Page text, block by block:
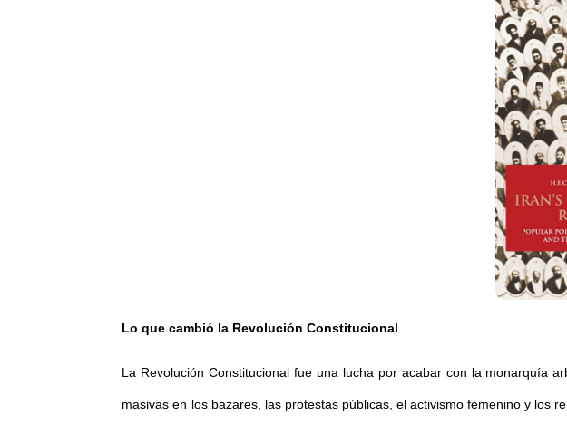
Lo que cambió la Revolución Constitucional
La Revolución Constitucional fue una lucha por acabar con la monarquía
masivas en los bazares, las protestas públicas, el activismo femenino y los